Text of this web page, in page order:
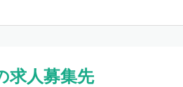
求人募集先